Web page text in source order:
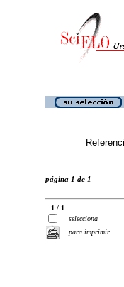
página 1 de 1
1 / 1
selecciona
para imprimir